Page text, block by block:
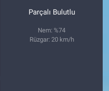
Parçalı Bulutlu
Nem: %74
Rüzgar: 20 km/h